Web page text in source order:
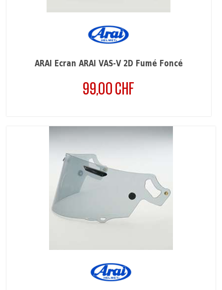
ARAI Écran ARAI VAS-V 2D Fumé Foncé
99,00 CHF